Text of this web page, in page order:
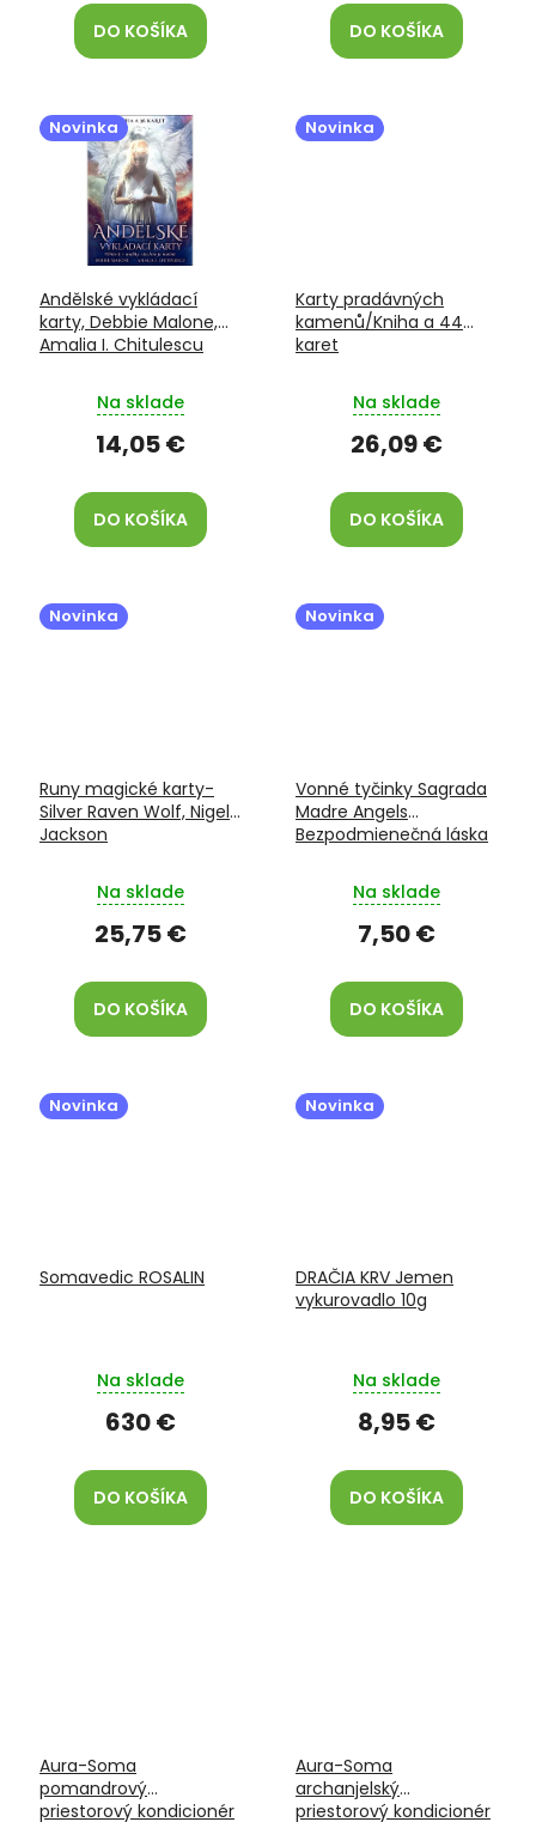
DO KOŠÍKA DO KOŠÍKA
Novinka
Andělské vykládací
karty, Debbie Malone,
Amalia I. Chitulescu
Na sklade
14,05 €
DO KOŠÍKA
Novinka
Karty pradávných
kamenů/Kniha a 44
karet
Na sklade
26,09 €
DO KOŠÍKA
Novinka
Runy magické karty-
Silver Raven Wolf, Nigel
Jackson
Na sklade
25,75 €
DO KOŠÍKA
Novinka
Vonné tyčinky Sagrada
Madre Angels
Bezpodmienečná láska
Na sklade
7,50 €
DO KOŠÍKA
Novinka
Somavedic ROSALIN
Na sklade
630 €
DO KOŠÍKA
Novinka
DRAČIA KRV Jemen
vykurovadlo 10g
Na sklade
8,95 €
DO KOŠÍKA
Aura-Soma
pomandrový
priestorový kondicionér
Aura-Soma
archanjelský
priestorový kondicionér